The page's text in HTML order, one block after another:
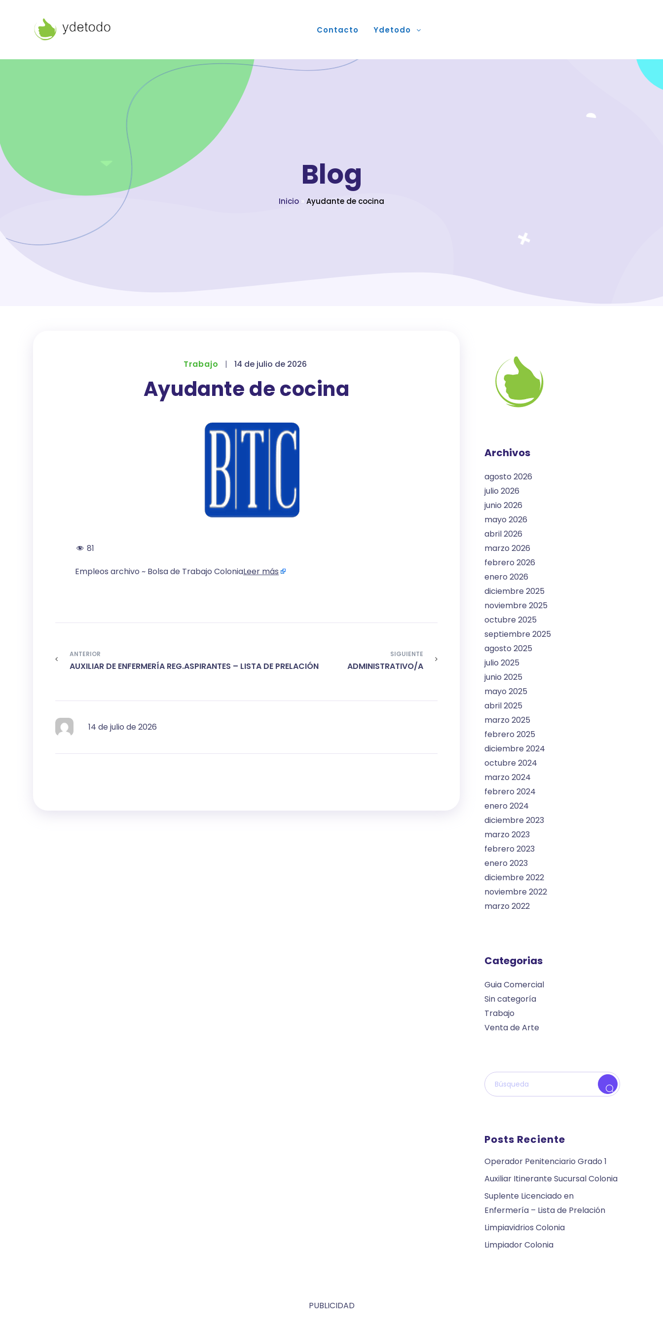
Contacto Ydetodo
Blog
Inicio » Ayudante de cocina
Trabajo | 14 de julio de 2026
Ayudante de cocina
81
Empleos archivo ~ Bolsa de Trabajo ColoniaLeer más
ANTERIOR
AUXILIAR DE ENFERMERÍA REG.ASPIRANTES – LISTA DE PRELACIÓN
SIGUIENTE
ADMINISTRATIVO/A
14 de julio de 2026
Archivos
agosto 2026
julio 2026
junio 2026
mayo 2026
abril 2026
marzo 2026
febrero 2026
enero 2026
diciembre 2025
noviembre 2025
octubre 2025
septiembre 2025
agosto 2025
julio 2025
junio 2025
mayo 2025
abril 2025
marzo 2025
febrero 2025
diciembre 2024
octubre 2024
marzo 2024
febrero 2024
enero 2024
diciembre 2023
marzo 2023
febrero 2023
enero 2023
diciembre 2022
noviembre 2022
marzo 2022
Categorias
Guia Comercial
Sin categoría
Trabajo
Venta de Arte
Posts Reciente
Operador Penitenciario Grado 1
Auxiliar Itinerante Sucursal Colonia
Suplente Licenciado en
Enfermería – Lista de Prelación
Limpiavidrios Colonia
Limpiador Colonia
PUBLICIDAD